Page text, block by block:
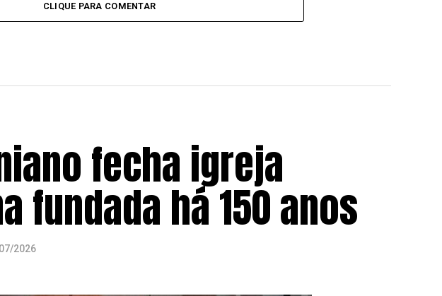
CLIQUE PARA COMENTAR
fecha igreja
fundada há 150 anos
2026